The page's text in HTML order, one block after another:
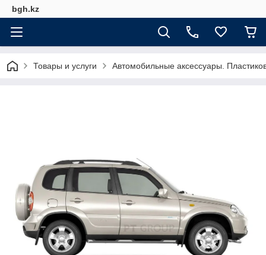
bgh.kz
Товары и услуги Автомобильные аксессуары.